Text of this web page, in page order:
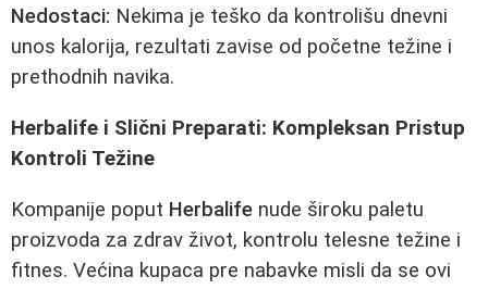
Nedostaci: Nekima je teško da kontrolišu dnevni
unos kalorija, rezultati zavise od početne težine i
prethodnih navika.
Herbalife i Slični Preparati: Kompleksan Pristup
Kontroli Težine
Kompanije poput Herbalife nude široku paletu
proizvoda za zdrav život, kontrolu telesne težine i
fitnes. Većina kupaca pre nabavke misli da se ovi